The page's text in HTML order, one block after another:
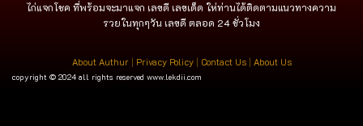
ไก่แจกโชค ที่พร้อมจะมาแจก เลขดี เลขเด็ด ให่ท่านได้ติดตามแนวทางความ
รวยในทุกๆวัน เลขดี ตลอด 24 ชั่วโมง
About Authur | Privacy Policy| Contact Us| About Us
copyright © 2024 all rights reserved www.lekdii.com